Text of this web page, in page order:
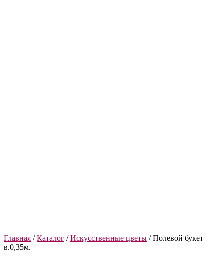
Главная /Каталог /Искусственные цветы / Полевой букет
в.0,35м.